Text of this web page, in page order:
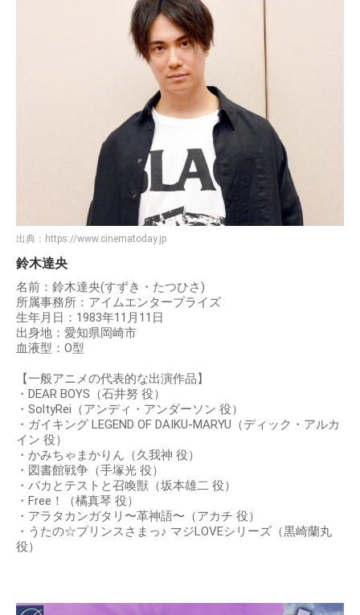
出典： https://www.cinematoday.jp
鈴木達央
名前：鈴木達央(すずき・たつひさ)
所属事務所：アイムエンタープライズ
生年月日：1983年11月11日
出身地：愛知県岡崎市
血液型：O型
【一般アニメの代表的な出演作品】
・DEAR BOYS（石井努 役）
・SoltyRei（アンディ・アンダーソン 役）
・ガイキング LEGEND OF DAIKU-MARYU（ディック・アルカ
イン 役）
・かみちゃまかりん（久我神 役）
・図書館戦争（手塚光 役）
・バカとテストと召喚獣（坂本雄二 役）
・Free！（橘真琴 役）
・アラタカンガタリ〜革神語〜（アカチ 役）
・うたの☆プリンスさまっ♪ マジLOVEシリーズ（黒崎蘭丸
役）